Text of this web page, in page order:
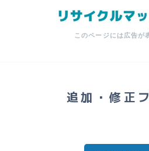
このページには広告が
追加・修正